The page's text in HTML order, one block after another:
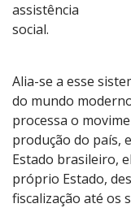
assistência
social.
Alia-se a esse
do mundo
processa o
produção do país,
Estado brasileiro,
próprio Estado,
fiscalização até os